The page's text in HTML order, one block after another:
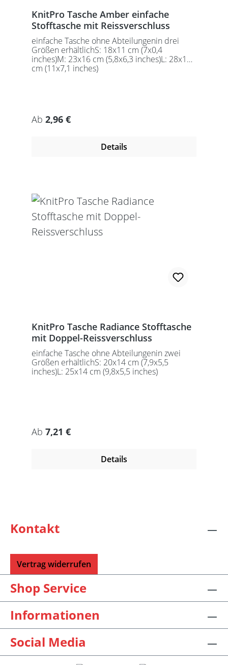
KnitPro Tasche Amber einfache
Stofftasche mit Reissverschluss
einfache Tasche ohne Abteilungenin drei
Größen erhältlichS: 18x11 cm (7x0,4
inches)M: 23x16 cm (5,8x6,3 inches)L: 28x18
cm (11x7,1 inches)
Regulärer Preis:
Ab 2,96 €
Details
KnitPro Tasche Radiance Stofftasche
mit Doppel-Reissverschluss
einfache Tasche ohne Abteilungenin zwei
Größen erhältlichS: 20x14 cm (7,9x5,5
inches)L: 25x14 cm (9,8x5,5 inches)
Regulärer Preis:
Ab 7,21 €
Details
Kontakt
Vertrag widerrufen
Shop Service
Informationen
Social Media